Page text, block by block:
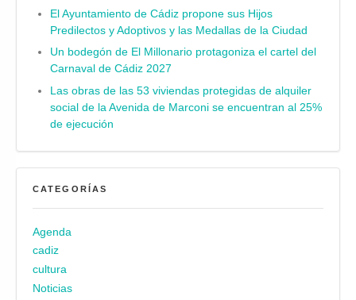
El Ayuntamiento de Cádiz propone sus Hijos
Predilectos y Adoptivos y las Medallas de la Ciudad
Un bodegón de El Millonario protagoniza el cartel del
Carnaval de Cádiz 2027
Las obras de las 53 viviendas protegidas de alquiler
social de la Avenida de Marconi se encuentran al 25%
de ejecución
CATEGORÍAS
Agenda
cadiz
cultura
Noticias